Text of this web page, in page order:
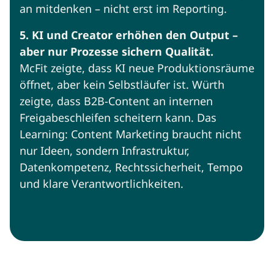
an mitdenken – nicht erst im Reporting.
5. KI und Creator erhöhen den Output –
aber nur Prozesse sichern Qualität.
McFit zeigte, dass KI neue Produktionsräume
öffnet, aber kein Selbstläufer ist. Würth
zeigte, dass B2B-Content an internen
Freigabeschleifen scheitern kann. Das
Learning: Content Marketing braucht nicht
nur Ideen, sondern Infrastruktur,
Datenkompetenz, Rechtssicherheit, Tempo
und klare Verantwortlichkeiten.